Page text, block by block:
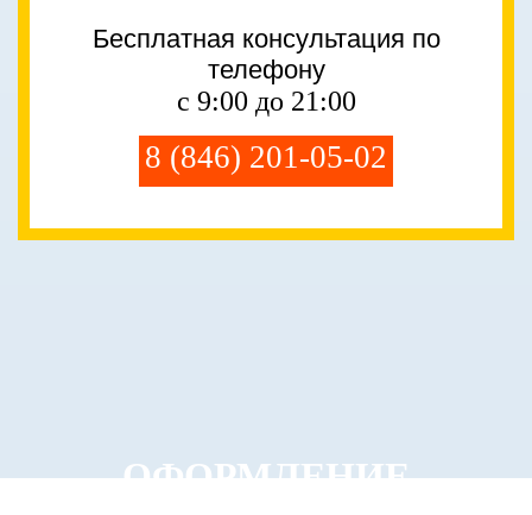
Бесплатная консультация по
телефону
с 9:00 до 21:00
8 (846) 201-05-02
ОФОРМЛЕНИЕ